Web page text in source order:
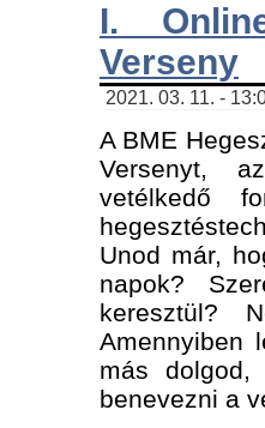
I.
Verseny
2021. 03. 11. -
A BME
Versenyt,
vetélkedő
Unod már,
napok?
keresztül?
Amennyiben
más
benevezni a